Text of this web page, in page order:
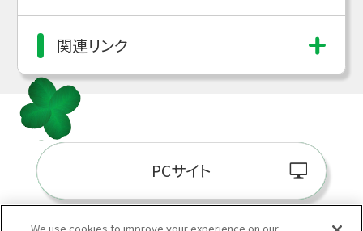
関連リンク
PCサイト